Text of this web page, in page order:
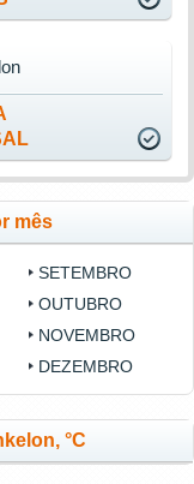
mês
SETEMBRO
OUTUBRO
NOVEMBRO
DEZEMBRO
°C